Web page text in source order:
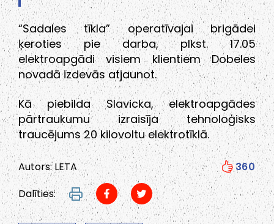
“Sadales tīkla” operatīvajai brigādei
ķeroties pie darba, plkst. 17.05
elektroapgādi visiem klientiem Dobeles
novadā izdevās atjaunot.
Kā piebilda Slavicka, elektroapgādes
pārtraukumu izraisīja tehnoloģisks
traucējums 20 kilovoltu elektrotīklā.
Autors: LETA
360
Dalīties: